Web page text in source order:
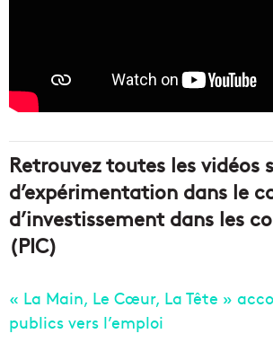
Retrouvez toutes les vidéos
d’expérimentation dans le
d’investissement dans les
(PIC)
« La Main, Le Cœur, La Tête »
publics vers l’emploi